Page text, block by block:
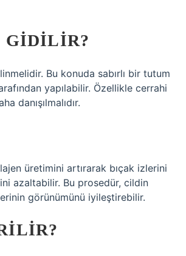
GIDILIR?
Bu konuda sabırlı bir tutum
yapılabilir. Özellikle cerrahi
danışılmalıdır.
üretimini artırarak bıçak izlerini
azaltabilir. Bu prosedür, cildin
görünümünü iyileştirebilir.